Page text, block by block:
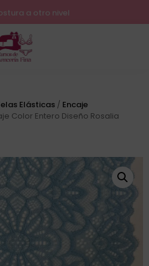
a otro nivel
Elásticas / Encaje
Color Entero Diseño Rosalia